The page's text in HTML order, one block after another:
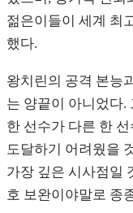
젊은이들이 세계 최
했다.
왕치린의 공격 본능
는 양끝이 아니었다.
한 선수가 다른 한
도달하기 어려웠을
가장 깊은 시사점일
호 보완이야말로 종